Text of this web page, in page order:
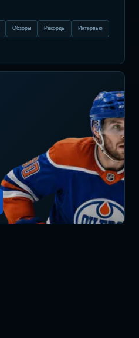
Обзоры Рекорды Интервью